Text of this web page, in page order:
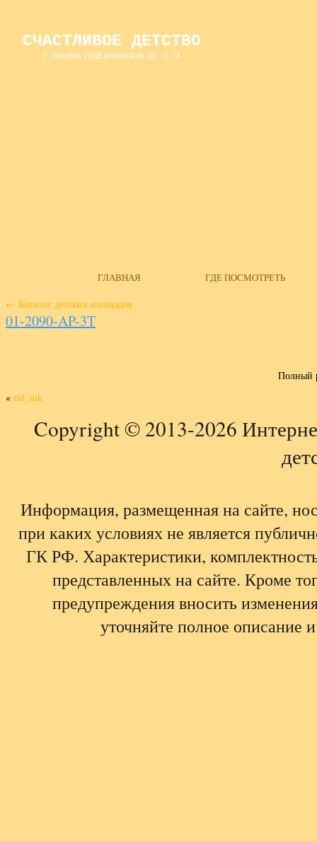
СЧАСТЛИВОЕ ДЕТСТВО
Г. РЯЗАНЬ, ГОЛЕНЧИНСКОЕ Ш., Д. 14
ГЛАВНАЯ ГДЕ ПОСМОТРЕТЬ
← Каталог детских площадок
01-2090-AP-3T
Полный
« rid_mk
Copyright © 2013-2026
Информация, размещенная на сайте,
при каких условиях не является
ГК РФ. Характеристики,
представленных на сайте. Кроме
предупреждения вносить
уточняйте полное описание